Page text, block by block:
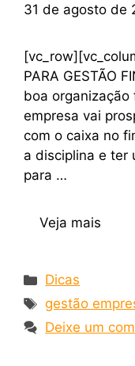
31 de agosto de
PARA GESTÃO
boa
empresa vai
com o caixa no
a disciplina e ter
para …
Veja mais
Dicas
gestão
Deixe um